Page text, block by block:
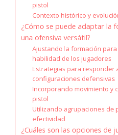
pistol
Contexto histórico y
¿Cómo se puede adaptar la
una ofensiva versátil?
Ajustando la formación
habilidad de los jugadores
Estrategias para responder
configuraciones defensivas
Incorporando movimiento y
pistol
Utilizando agrupaciones de
efectividad
¿Cuáles son las opciones de